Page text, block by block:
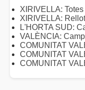
XIRIVELLA:
XIRIVELLA:
L'HORTA SUD:
VALÈNCIA:
COMUNITAT
COMUNITAT
COMUNITAT